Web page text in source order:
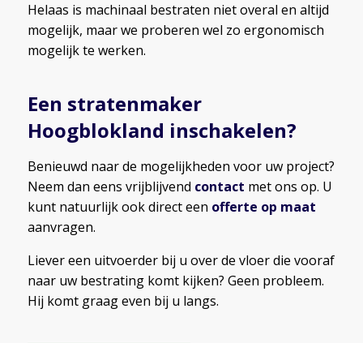
Helaas is machinaal bestraten niet overal en altijd
mogelijk, maar we proberen wel zo ergonomisch
mogelijk te werken.
Een stratenmaker
Hoogblokland inschakelen?
Benieuwd naar de mogelijkheden voor uw project?
Neem dan eens vrijblijvend contact met ons op. U
kunt natuurlijk ook direct een offerte op maat
aanvragen.
Liever een uitvoerder bij u over de vloer die vooraf
naar uw bestrating komt kijken? Geen probleem.
Hij komt graag even bij u langs.